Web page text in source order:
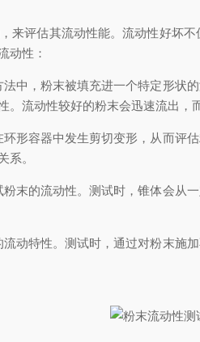
来评估其流动性能。流动性好坏
动性：
，粉末被填充进一个特定形状
流动性较好的粉末会迅速流出，
容器中发生剪切变形，从而评
系。
的流动性。测试时，锥体会从
特性。测试时，通过对粉末施